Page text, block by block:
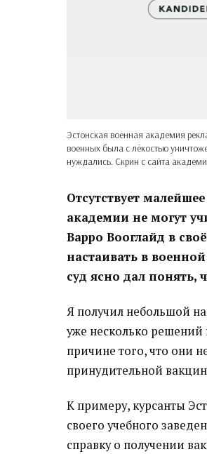
Эстонская военная академия
военных была с лёкостью
нуждались. Скрин с сайта
Отсутствует
академии не могут
Варро Вооглайд в
настаивать в
суд ясно дал понять,
Я получил небольшой
уже несколько
причине того, что они
принудительной
К примеру, курсанты
своего учебного
справку о получении